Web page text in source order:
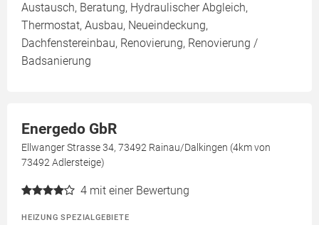
Austausch, Beratung, Hydraulischer Abgleich,
Thermostat, Ausbau, Neueindeckung,
Dachfenstereinbau, Renovierung, Renovierung /
Badsanierung
Energedo GbR
Ellwanger Strasse 34, 73492 Rainau/Dalkingen (4km von
73492 Adlersteige)
4 mit einer Bewertung
HEIZUNG SPEZIALGEBIETE